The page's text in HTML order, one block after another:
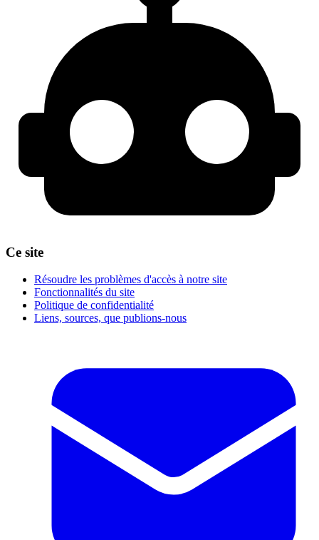
Ce site
Résoudre les problèmes d'accès à notre site
Fonctionnalités du site
Politique de confidentialité
Liens, sources, que publions-nous